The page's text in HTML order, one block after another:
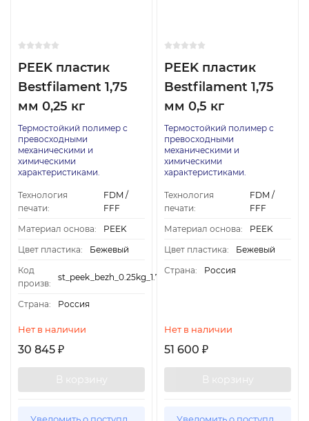
PEEK пластик
Bestfilament 1,75
мм 0,25 кг
Термостойкий полимер с
превосходными
механическими и
химическими
характеристиками.
Технология
печати:
FDM /
FFF
Материал основа:
PEEK
Цвет пластика:
Бежевый
Код
произв:
st_peek_bezh_0.25kg_1.75
Страна: Россия
Нет в наличии
30 845 ₽
В корзину
PEEK пластик
Bestfilament 1,75
мм 0,5 кг
Термостойкий полимер с
превосходными
механическими и
химическими
характеристиками.
Технология
печати:
FDM /
FFF
Материал основа:
PEEK
Цвет пластика:
Бежевый
Страна:
Россия
Нет в наличии
51 600 ₽
В корзину